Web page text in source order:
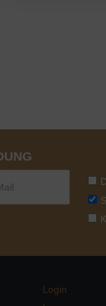
Login